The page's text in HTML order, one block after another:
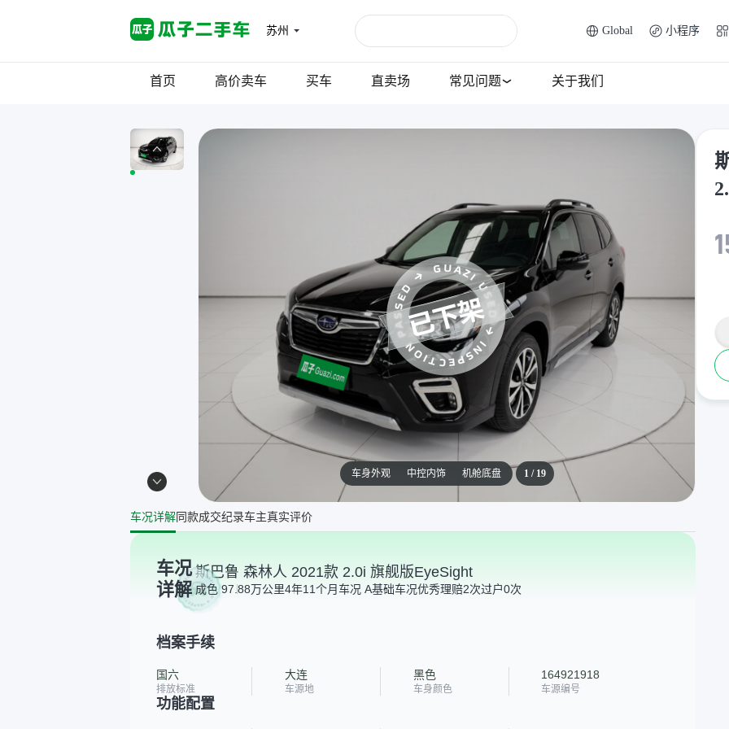
苏州 Global 小程序
首页 高价卖车 买车 直卖场 常见问题 关于我们
车身外观 中控内饰 机舱底盘 1/ 19
车况详解同款成交纪录车主真实评价
车况
详解
斯巴鲁 森林人 2021款 2.0i 旗舰版EyeSight
成色 97.88万公里4年11个月车况 A基础车况优秀理赔2次过户0次
档案手续
国六
排放标准
大连
车源地
黑色
车身颜色
164921918
车源编号
功能配置